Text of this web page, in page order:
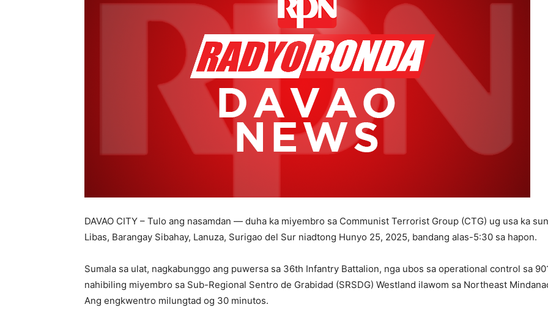
DAVAO CITY – Tulo ang nasamdan — duha ka miyembro sa Communist Terrorist Group (CTG) ug usa ka
Libas, Barangay Sibahay, Lanuza, Surigao del Sur niadtong Hunyo 25, 2025, bandang alas-5:30 sa hapon.
Sumala sa ulat, nagkabunggo ang puwersa sa 36th Infantry Battalion, nga ubos sa operational control sa
nahibiling miyembro sa Sub-Regional Sentro de Grabidad (SRSDG) Westland ilawom sa Northeast
Ang engkwentro milungtad og 30 minutos.